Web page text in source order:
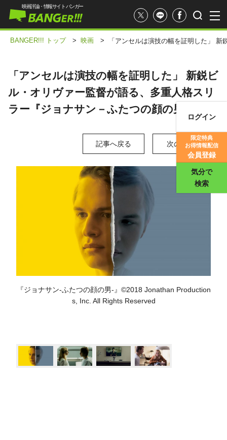
映画評価
映画評論・情報サイト バンガー
ログイン
限定特典
お得情報配信
会員登録
気分で
検索
BANGER!!! トップ > 映画 > 「アンセルは演技の幅を証明した」
「アンセルは演技の幅を証明した」 新鋭ビ
ル・オリヴァー監督が語る、多重人格スリ
ラー『ジョナサン－ふたつの顔の男－』
記事へ戻る 次の写真 >
『ジョナサン-ふたつの顔の男-』©2018 Jonathan Production
s, Inc. All Rights Reserved